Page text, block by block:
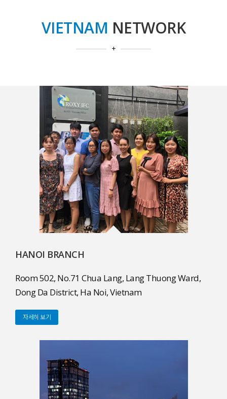
VIETNAM NETWORK
+
HANOI BRANCH
Room 502, No.71 Chua Lang, Lang Thuong Ward,
Dong Da District, Ha Noi, Vietnam
자세히 보기